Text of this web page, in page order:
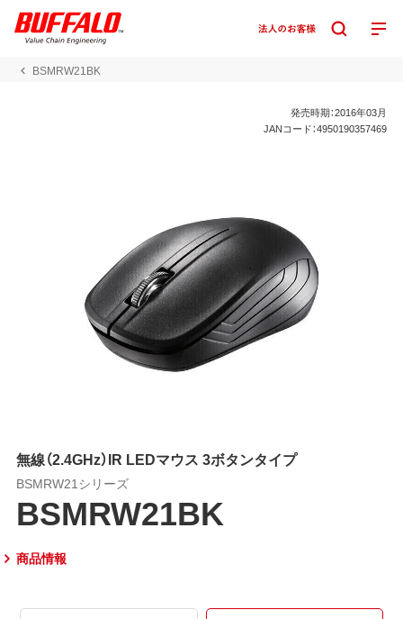
BSMRW21BK
発売時期：2016年03月
JANコード：4950190357469
無線（2.4GHz）IR LEDマウス 3ボタンタイプ
BSMRW21シリーズ
BSMRW21BK
商品情報